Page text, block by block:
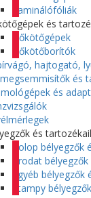
Laminálófóliák
és
Hőkötőgépek
Hőkötőborítók
hajtogató,
és
és
és
Colop
Trodat
Egyéb
Stampy